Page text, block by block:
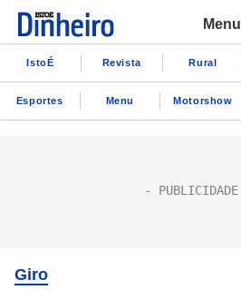
Menu
IstoÉ Revista Rural
Esportes Menu Motorshow
Giro